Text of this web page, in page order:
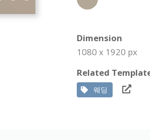
Dimension
1080 x 1920 px
Related
웨딩